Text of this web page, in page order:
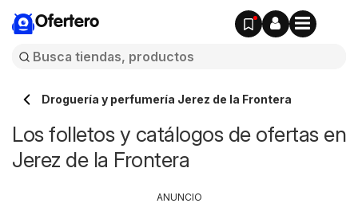
Ofertero
Droguería y perfumería Jerez de la Frontera
Los folletos y catálogos de ofertas en
Jerez de la Frontera
ANUNCIO